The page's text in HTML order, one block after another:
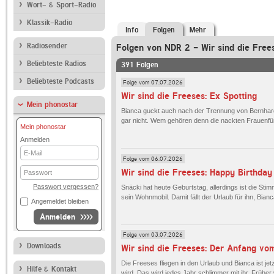
Wort- & Sport-Radio
Klassik-Radio
Radiosender
Beliebteste Radios
Beliebteste Podcasts
Mein phonostar
Mein phonostar
Anmelden
E-
Mail
Passwort
Passwort vergessen?
Angemeldet bleiben
Anmelden
Downloads
Hilfe & Kontakt
Info Folgen Mehr
Folgen von NDR 2 - Wir sind die
391 Folgen
Folge vom 07.07.2026
Wir sind die Freeses: Ex Spotting
Bianca guckt auch nach der Trennung von
gar nicht. Wem gehören denn die nackten
Folge vom 06.07.2026
Wir sind die Freeses: Happy
Snäcki hat heute Geburtstag, allerdings ist die
sein Wohnmobil. Damit fällt der Urlaub für ihn,
Folge vom 03.07.2026
Wir sind die Freeses: Der Anfang
Die Freeses fliegen in den Urlaub und Bianca ist